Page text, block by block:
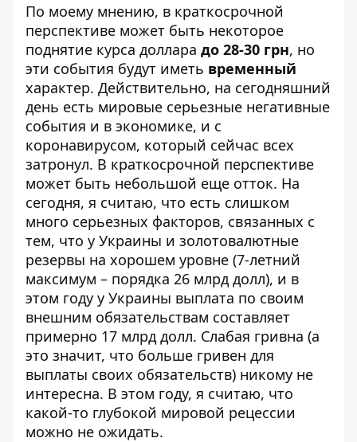
По моему мнению, в краткосрочной
перспективе может быть некоторое
поднятие курса доллара до 28-30 грн, но
эти события будут иметь временный
характер. Действительно, на сегодняшний
день есть мировые серьезные негативные
события и в экономике, и с
коронавирусом, который сейчас всех
затронул. В краткосрочной перспективе
может быть небольшой еще отток. На
сегодня, я считаю, что есть слишком
много серьезных факторов, связанных с
тем, что у Украины и золотовалютные
резервы на хорошем уровне (7-летний
максимум – порядка 26 млрд долл), и в
этом году у Украины выплата по своим
внешним обязательствам составляет
примерно 17 млрд долл. Слабая гривна (а
это значит, что больше гривен для
выплаты своих обязательств) никому не
интересна. В этом году, я считаю, что
какой-то глубокой мировой рецессии
можно не ожидать.